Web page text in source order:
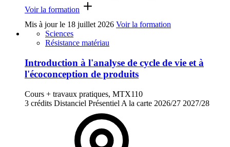
Voir la formation
Mis à jour le 18 juillet 2026 Voir la formation
Sciences
Résistance matériau
Introduction à l'analyse de cycle de vie et à
l'écoconception de produits
Cours + travaux pratiques, MTX110
3 crédits Distanciel Présentiel A la carte 2026/27 2027/28